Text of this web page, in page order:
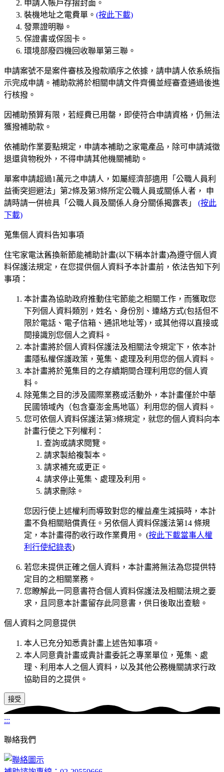
申請人帳戶存摺封面。
裝機地址之電費單。 (按此下載)
發票證明聯。
保證書或保固卡。
環境部廢四機回收聯單第三聯。
申請案號不是案件審核及撥款順序之依據，請申請人依系統指
示完成申請。補助款將於相關申請文件齊備並經審查通過後進
行核撥。
因補助預算有限，若經費已用罄，即使符合申請資格，仍無法
獲撥補助款。
依補助作業要點規定，申請本補助之家電產品，除可申請減徵
退還貨物稅外，不得申請其他機關補助。
單案申請超過1萬元之申請人，如屬經濟部適用「公職人員利
益衝突迴避法」第2條及第3條所定公職人員或關係人者， 申
請時請一併檢具「公職人員及關係人身分關係揭露表」 (按此
下載)
蒐集個人資料告知事項
住宅家電汰舊換新節能補助計畫(以下稱本計畫)為遵守個人資
料保護法規定，在您提供個人資料予本計畫前，依法告知下列
事項：
本計畫為協助政府推動住宅節能之相關工作，而獲取您
下列個人資料類別，姓名、身份別、連絡方式(包括但不
限於電話、電子信箱、通訊地址等)，或其他得以直接或
間接識別您個人之資料。
本計畫將於個人資料保護法及相關法令規定下，依本計
畫隱私權保護政策，蒐集、處理及利用您的個人資料。
本計畫將於蒐集目的之存續期間合理利用您的個人資
料。
除蒐集之目的涉及國際業務或活動外，本計畫僅於中華
民國領域內（包含臺澎金馬地區）利用您的個人資料。
您可依個人資料保護法第3條規定，就您的個人資料向本
計畫行使之下列權利：
查詢或請求閱覽。
請求製給複製本。
請求補充或更正。
請求停止蒐集、處理及利用。
請求刪除。
您因行使上述權利而導致對您的權益產生減損時，本計
畫不負相關賠償責任。另依個人資料保護法第14 條規
定，本計畫得酌收行政作業費用。 (按此下載當事人權
利行使紀錄表)
若您未提供正確之個人資料，本計畫將無法為您提供特
定目的之相關業務。
您瞭解此一同意書符合個人資料保護法及相關法規之要
求，且同意本計畫留存此同意書，供日後取出查驗。
個人資料之同意提供
本人已充分知悉貴計畫上述告知事項。
本人同意貴計畫或貴計畫委託之專業單位，蒐集、處
理、利用本人之個人資料，以及其他公務機關請求行政
協助目的之提供。
接受
:::
聯絡我們